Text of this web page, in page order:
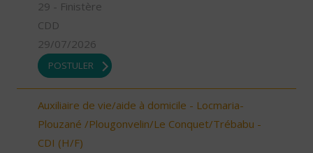
29 - Finistère
CDD
29/07/2026
POSTULER
Auxiliaire de vie/aide à domicile - Locmaria-
Plouzané /Plougonvelin/Le Conquet/Trébabu -
CDI (H/F)